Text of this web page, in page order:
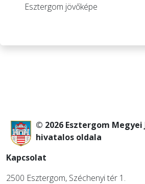
Esztergom jövőképe
© 2026 Esztergom Megyei
hivatalos oldala
Kapcsolat
2500 Esztergom, Széchenyi tér 1.